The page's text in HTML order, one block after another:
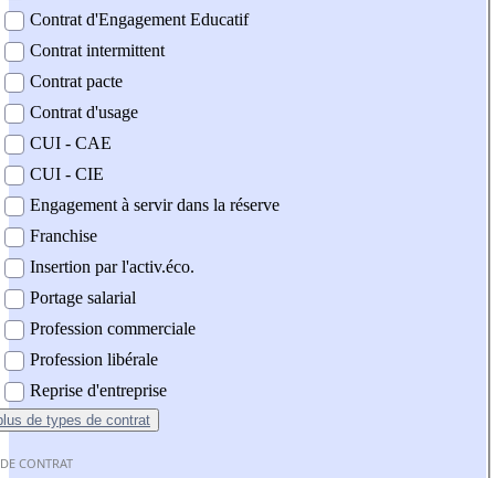
Contrat d'Engagement Educatif
Contrat intermittent
Contrat pacte
Contrat d'usage
CUI - CAE
CUI - CIE
Engagement à servir dans la réserve
Franchise
Insertion par l'activ.éco.
Portage salarial
Profession commerciale
Profession libérale
Reprise d'entreprise
de types de contrat
CONTRAT